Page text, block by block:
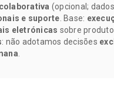
(opcional;
e suporte . Base:
eletrónicas sobre
: não adotamos decisões